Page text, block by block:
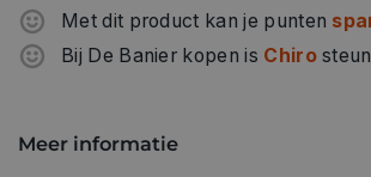
Met dit product kan je punten
Bij De Banier kopen is Chiro
Meer informatie